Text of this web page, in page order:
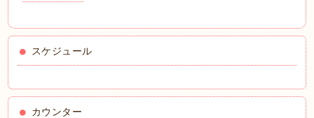
スケジュール
カウンター